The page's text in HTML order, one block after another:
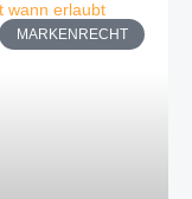
MARKENRECHT